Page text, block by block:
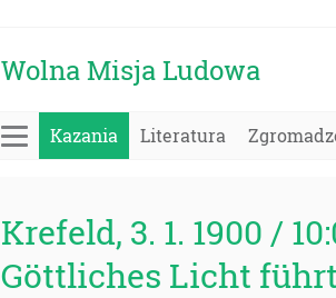
Wolna Misja Ludowa
Kazania Literatura
Krefeld, 3. 1. 1900 /
Göttliches Licht